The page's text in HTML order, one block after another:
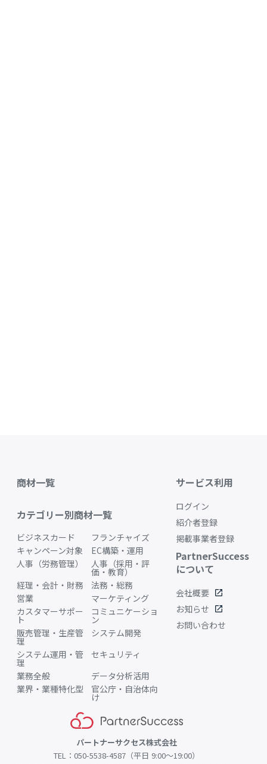
商材一覧
カテゴリー別商材一覧
ビジネスカード
フランチャイズ
キャンペーン対象
EC構築・運用
人事（労務管理）
人事（採用・評
価・教育）
経理・会計・財務
法務・総務
営業
マーケティング
カスタマーサポー
ト
コミュニケーショ
ン
販売管理・生産管
理
システム開発
システム運用・管
理
セキュリティ
業務全般
データ分析活用
業界・業種特化型
官公庁・自治体向
け
サービス利用
ログイン
紹介者登録
掲載事業者登録
PartnerSuccess
について
会社概要 open_in_new
お知らせ open_in_new
お問い合わせ
パートナーサクセス株式会社
TEL：050-5538-4587（平日 9:00〜19:00）